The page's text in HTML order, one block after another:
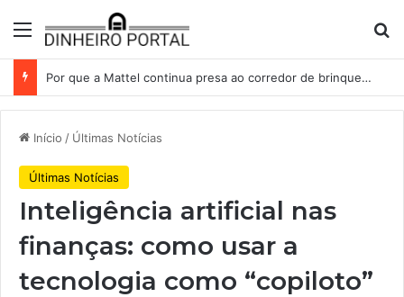
Menu
Por que a Mattel continua presa ao corredor de brinquedos
Início / Últimas Notícias
Últimas Notícias
Inteligência artificial nas
finanças: como usar a
tecnologia como “copiloto”